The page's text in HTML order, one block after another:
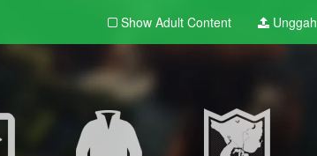
Show Adult Content Unggah